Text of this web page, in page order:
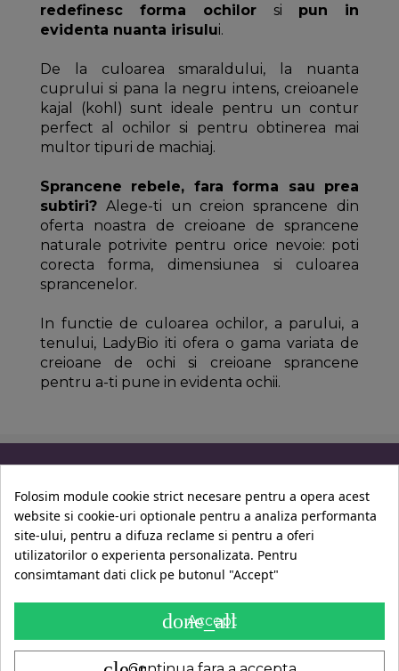
redefinesc forma ochilor si pun in
evidenta nuanta irisului.
De la culoarea smaraldului, la nuanta
cuprului si pana la negru intens, creioanele
kajal (kohl) sunt ideale pentru un contur
perfect al ochilor si pentru obtinerea mai
multor tipuri de machiaj.
Sprancene rebele, fara forma sau prea
subtiri?Alege-ti un creion sprancene din
oferta noastra de creioane de sprancene
naturale potrivite pentru orice nevoie: poti
corecta forma, dimensiunea si culoarea
sprancenelor.
In functie de culoarea ochilor, a parului, a
tenului, LadyBio iti ofera o gama variata de
creioane de ochi si creioane sprancene
pentru a-ti pune in evidenta ochii.
Contul Tau
Contact
Folosim module cookie strict necesare pentru a opera acest
website si cookie-uri optionale pentru a analiza performanta
site-ului, pentru a difuza reclame si pentru a oferi
utilizatorilor o experienta personalizata. Pentru
consimtamant dati click pe butonul "Accept"
done_all
Accept